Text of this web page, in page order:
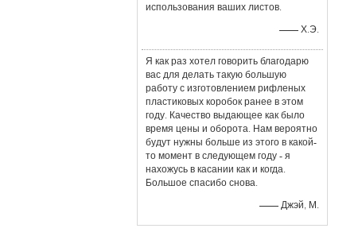
использования ваших листов.
—— Х.Э.
Я как раз хотел говорить благодарю
вас для делать такую большую
работу с изготовлением рифленых
пластиковых коробок ранее в этом
году. Качество выдающее как было
время цены и оборота. Нам вероятно
будут нужны больше из этого в какой-
то момент в следующем году - я
нахожусь в касании как и когда.
Большое спасибо снова.
—— Джэй, М.